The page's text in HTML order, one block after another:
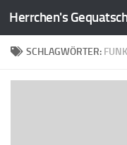
Zum Inhalt springen
Herrchen's
SCHLAGWÖRTER: